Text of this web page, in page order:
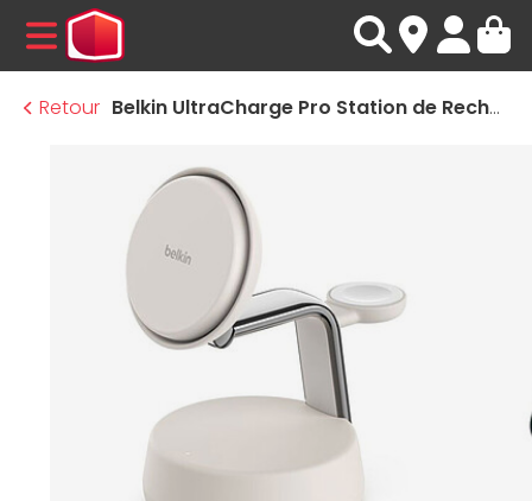
MENU
Retour
Belkin UltraCharge Pro Station de Recharge 3-en-1 avec Qi2 (Sable)